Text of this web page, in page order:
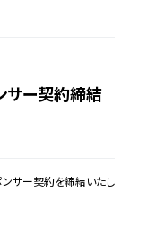
サー契約締結
サー契約を締結いたし